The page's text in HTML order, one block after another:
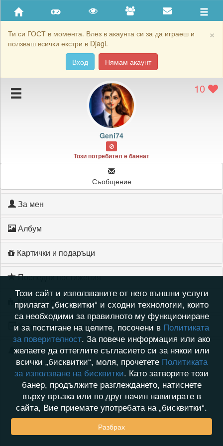
×
Ти си ГОСТ в момента. Влез в акаунта си за да играеш и
ползваш всички екстри в Djagi.
Вход
Нямам акаунт
Приятели
Хронология на игри
Подаръците на Geni74
Картичките на Geni74
10
Geni74
Този потребител е баннат
Съобщение
За мен
Албум
Картички и подаръци
Последни постижения
Моите игри
Хронология на игри
Активност
Този сайт и използваните от него външни услуги
прилагат „бисквитки“ и сходни технологии, които
са необходими за правилното му функциониране
и за постигане на целите, посочени в Политиката
за поверителност. За повече информация или ако
желаете да оттеглите съгласието си за някои или
всички „бисквитки“, моля, прочетете Политиката
за използване на бисквитки. Като затворите този
банер, продължите разглеждането, натиснете
върху връзка или по друг начин навигирате в
сайта, Вие приемате употребата на „бисквитки“.
Разбрах